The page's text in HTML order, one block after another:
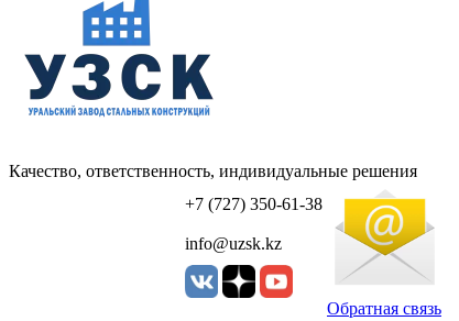
УЗСК Казахстан
Качество, ответственность, индивидуальные решения
+7 (727) 350-61-38
info@uzsk.kz
Обратная связь